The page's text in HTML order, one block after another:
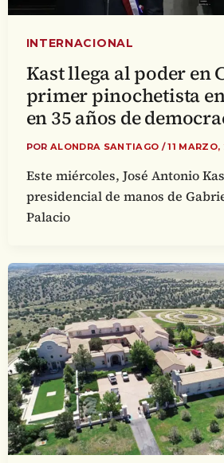
INTERNACIONAL
Kast llega al poder en
primer pinochetista
en 35 años de
POR ALONDRA SANTIAGO /11
Este miércoles, José Antonio
presidencial de manos de
Palacio